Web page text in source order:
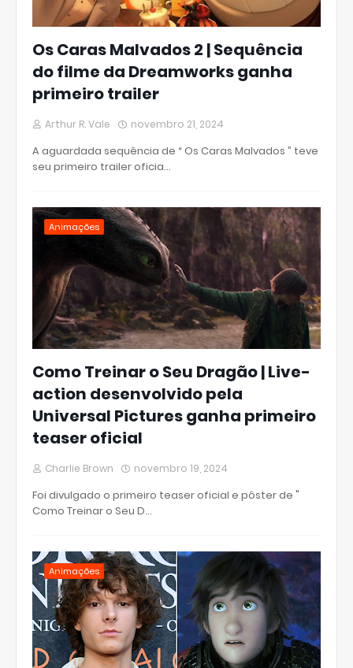
Os Caras Malvados 2 | Sequência
do filme da Dreamworks ganha
primeiro trailer
Arthur R. Vale novembro 21, 2024
A aguardada sequência de “ Os Caras Malvados ” teve
seu primeiro trailer oficia…
Animações
Como Treinar o Seu Dragão | Live-
action desenvolvido pela
Universal Pictures ganha primeiro
teaser oficial
Charlie Brown novembro 19, 2024
Foi divulgado o primeiro teaser oficial e pôster de "
Como Treinar o Seu D…
Animações